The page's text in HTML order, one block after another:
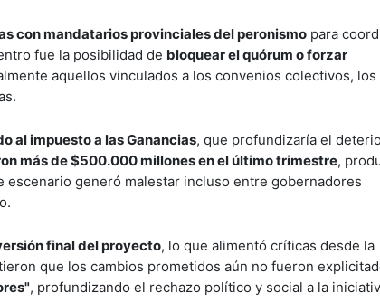
con mandatarios provinciales del peronismo para
fue la posibilidad de bloquear el quórum o forzar
aquellos vinculados a los convenios colectivos, los
al impuesto a las Ganancias, que profundizaría el
más de $500.000 millones en el último trimestre,
escenario generó malestar incluso entre gobernadores
final del proyecto, lo que alimentó críticas desde la
que los cambios prometidos aún no fueron
, profundizando el rechazo político y social a la